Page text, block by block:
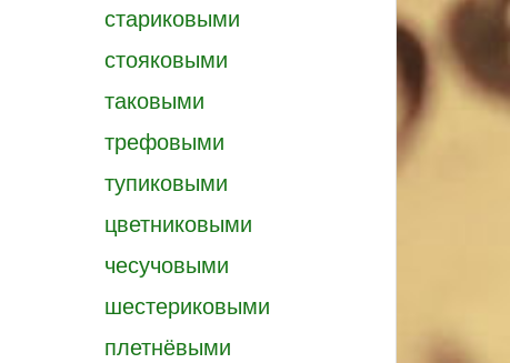
стариковыми
стояковыми
таковыми
трефовыми
тупиковыми
цветниковыми
чесучовыми
шестериковыми
плетнёвыми